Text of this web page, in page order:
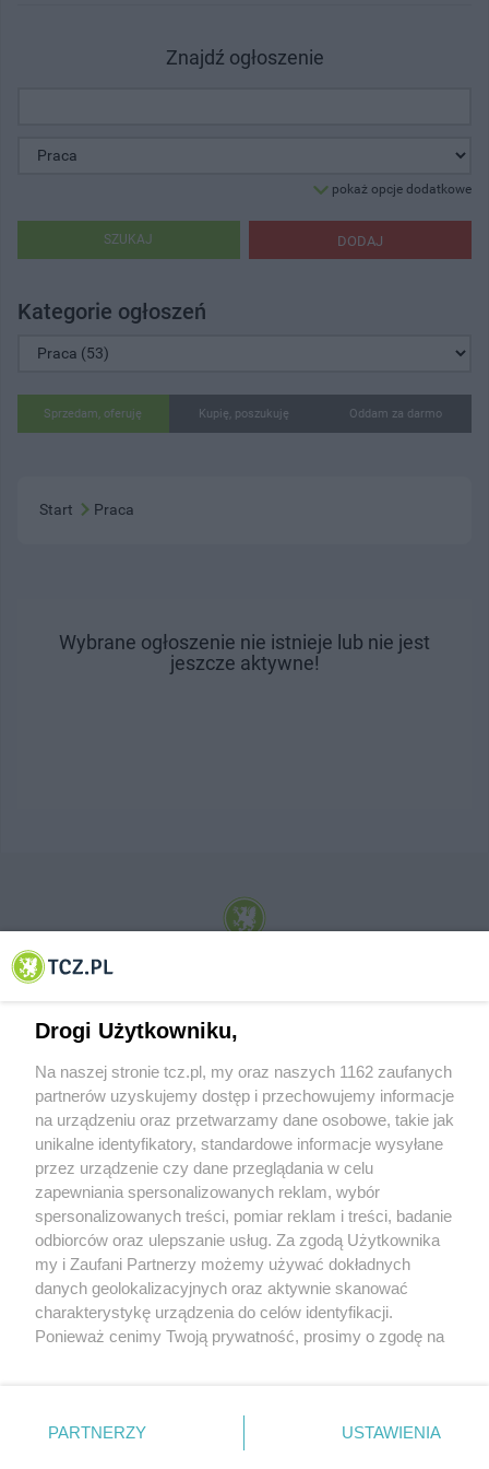
Znajdź ogłoszenie
pokaż opcje dodatkowe
DODAJ
SZUKAJ
Kategorie ogłoszeń
Sprzedam, oferuję Kupię, poszukuję Oddam za darmo
Start Praca
Wybrane ogłoszenie nie istnieje lub nie jest
jeszcze aktywne!
© 2001-2026 Tczew - TCZ.PL Sp. z o.o. Internetowy Serwis Informacyjny Miasta
O FIRMIE POLITYKA PRYWATNOŚCI HOSTING
REKLAMA WSPÓŁPRACA RSS FACEBOOK KONTAKT
Nasze serwisy
Aktualności
Tcz24
Historia miasta
Muzyka i kultura
Archiwum wydarzeń
Zdjęcia miasta
Drogi Użytkowniku,
Na naszej stronie tcz.pl, my oraz naszych 1162 zaufanych
partnerów uzyskujemy dostęp i przechowujemy informacje
na urządzeniu oraz przetwarzamy dane osobowe, takie jak
unikalne identyfikatory, standardowe informacje wysyłane
przez urządzenie czy dane przeglądania w celu
zapewniania spersonalizowanych reklam, wybór
spersonalizowanych treści, pomiar reklam i treści, badanie
odbiorców oraz ulepszanie usług. Za zgodą Użytkownika
my i Zaufani Partnerzy możemy używać dokładnych
danych geolokalizacyjnych oraz aktywnie skanować
charakterystykę urządzenia do celów identyfikacji.
Ponieważ cenimy Twoją prywatność, prosimy o zgodę na
znajdujący się w lewym dolnym rogu strony
. Niektóre
PARTNERZY USTAWIENIA